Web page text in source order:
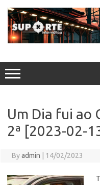
content
Um Dia fui ao
2ª [2023-02-
Byadmin 14/02/2023